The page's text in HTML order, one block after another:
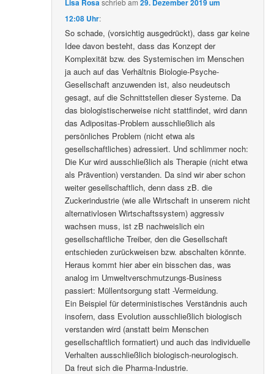
Lisa Rosaschriebam29. Dezember 2019 um
12:08 Uhr:
So schade, (vorsichtig ausgedrückt), dass gar keine
Idee davon besteht, dass das Konzept der
Komplexität bzw. des Systemischen im Menschen
ja auch auf das Verhältnis Biologie-Psyche-
Gesellschaft anzuwenden ist, also neudeutsch
gesagt, auf die Schnittstellen dieser Systeme. Da
das biologistischerweise nicht stattfindet, wird dann
das Adipositas-Problem ausschließlich als
persönliches Problem (nicht etwa als
gesellschaftliches) adressiert. Und schlimmer noch:
Die Kur wird ausschließlich als Therapie (nicht etwa
als Prävention) verstanden. Da sind wir aber schon
weiter gesellschaftlich, denn dass zB. die
Zuckerindustrie (wie alle Wirtschaft in unserem nicht
alternativlosen Wirtschaftssystem) aggressiv
wachsen muss, ist zB nachweislich ein
gesellschaftliche Treiber, den die Gesellschaft
entschieden zurückweisen bzw. abschalten könnte.
Heraus kommt hier aber ein bisschen das, was
analog im Umweltverschmutzungs-Business
passiert: Müllentsorgung statt -Vermeidung.
Ein Beispiel für deterministisches Verständnis auch
insofern, dass Evolution ausschließlich biologisch
verstanden wird (anstatt beim Menschen
gesellschaftlich formatiert) und auch das individuelle
Verhalten ausschließlich biologisch-neurologisch.
Da freut sich die Pharma-Industrie.